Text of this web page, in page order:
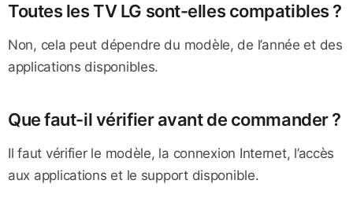
Toutes les TV LG sont-elles compatibles ?
Non, cela peut dépendre du modèle, de l’année et des
applications disponibles.
Que faut-il vérifier avant de commander ?
Il faut vérifier le modèle, la connexion Internet, l’accès
aux applications et le support disponible.